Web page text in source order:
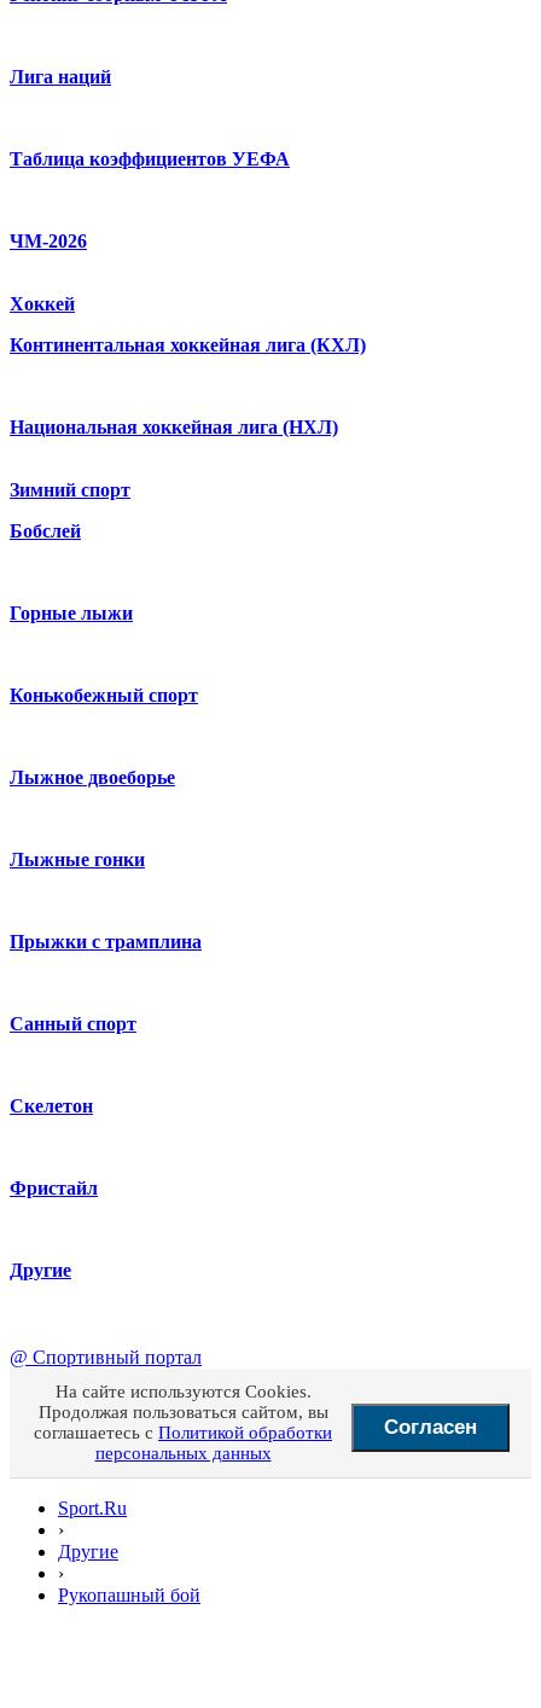
Лига наций
Таблица коэффициентов УЕФА
ЧМ-2026
Хоккей
Континентальная хоккейная лига (КХЛ)
Национальная хоккейная лига (НХЛ)
Зимний спорт
Бобслей
Горные лыжи
Конькобежный спорт
Лыжное двоеборье
Лыжные гонки
Прыжки с трамплина
Санный спорт
Скелетон
Фристайл
Другие
@ Спортивный портал
На сайте используются Cookies.
Продолжая пользоваться сайтом, вы
соглашаетесь с Политикой обработки
персональных данных
Согласен
Sport.Ru
›
Другие
›
Рукопашный бой